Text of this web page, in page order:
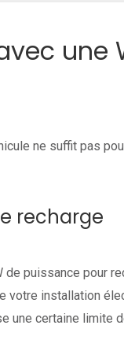
une
ne suffit pas
recharge
puissance pour
votre installation
une certaine limite